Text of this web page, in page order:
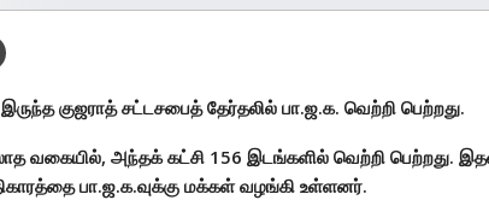
இருந்த குஜராத் சட்டசபைத் தேர்தலில் பா.ஜ.க. வெற்றி பெற்றது.
வகையில், அந்தக் கட்சி 156 இடங்களில் வெற்றி பெற்றது.
பா.ஜ.க.வுக்கு மக்கள் வழங்கி உள்ளனர்.